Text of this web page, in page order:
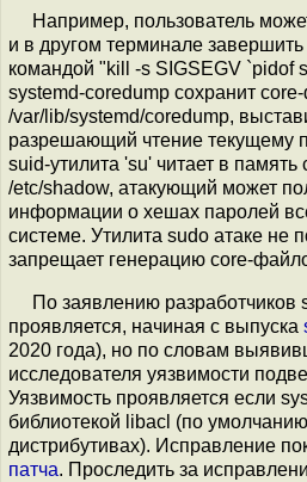
Например, пользователь
и в другом терминале
командой "kill -s SIGSEGV `pidof
systemd-coredump сохранит
/var/lib/systemd/coredump,
разрешающий чтение текущему
suid-утилита 'su' читает в
/etc/shadow, атакующий может
информации о хешах паролей
системе. Утилита sudo атаке не
запрещает генерацию core-
По заявлению разработчиков
проявляется, начиная с выпуска
2020 года), но по словам
исследователя уязвимости
Уязвимость проявляется если
библиотекой libacl (по
дистрибутивах). Исправление
патча. Проследить за